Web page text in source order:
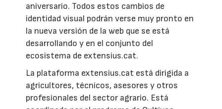
aniversario. Todos estos cambios de
identidad visual podrán verse muy pronto en
la nueva versión de la web que se está
desarrollando y en el conjunto del
ecosistema de extensius.cat.
La plataforma extensius.cat está dirigida a
agricultores, técnicos, asesores y otros
profesionales del sector agrario. Está